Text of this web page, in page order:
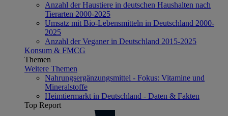
Anzahl der Haustiere in deutschen Haushalten nach
Tierarten 2000-2025
Umsatz mit Bio-Lebensmitteln in Deutschland 2000-
2025
Anzahl der Veganer in Deutschland 2015-2025
Konsum & FMCG
Themen
Weitere Themen
Nahrungsergänzungsmittel - Fokus: Vitamine und
Mineralstoffe
Heimtiermarkt in Deutschland - Daten & Fakten
Top Report